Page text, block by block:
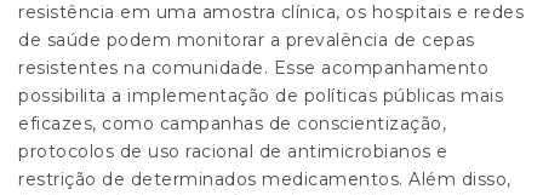
resistência em uma amostra clínica, os hospitais e redes
de saúde podem monitorar a prevalência de cepas
resistentes na comunidade. Esse acompanhamento
possibilita a implementação de políticas públicas mais
eficazes, como campanhas de conscientização,
protocolos de uso racional de antimicrobianos e
restrição de determinados medicamentos. Além disso,